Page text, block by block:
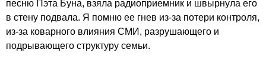
песню Пэта Буна, взяла радиоприемник и швырнула его
в стену подвала. Я помню ее гнев из-за потери контроля,
из-за коварного влияния СМИ, разрушающего и
подрывающего структуру семьи.